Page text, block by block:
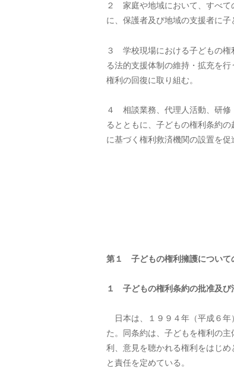
２ 家庭や地域において、すべて
に、保護者及び地域の支援者に子
３ 学校現場における子どもの権
る法的支援体制の維持・拡充を
権利の回復に取り組む。
４ 相談業務、代理人活動、研修
るとともに、子どもの権利条約
に基づく権利救済機関の設置を促
第１ 子どもの権利擁護について
１ 子どもの権利条約の批准及び
日本は、１９９４年（平成６年
た。同条約は、子どもを権利の
利、意見を聴かれる権利をはじ
と責任を定めている。